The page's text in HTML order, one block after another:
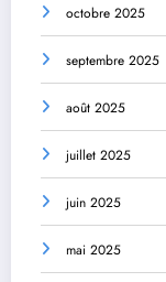
octobre 2025
septembre 2025
août 2025
juillet 2025
juin 2025
mai 2025